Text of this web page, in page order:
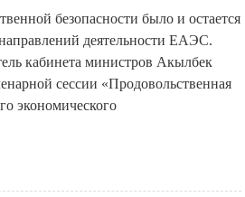
безопасности было и остается
деятельности ЕАЭС.
кабинета министров Акылбек
сессии «Продовольственная
экономического